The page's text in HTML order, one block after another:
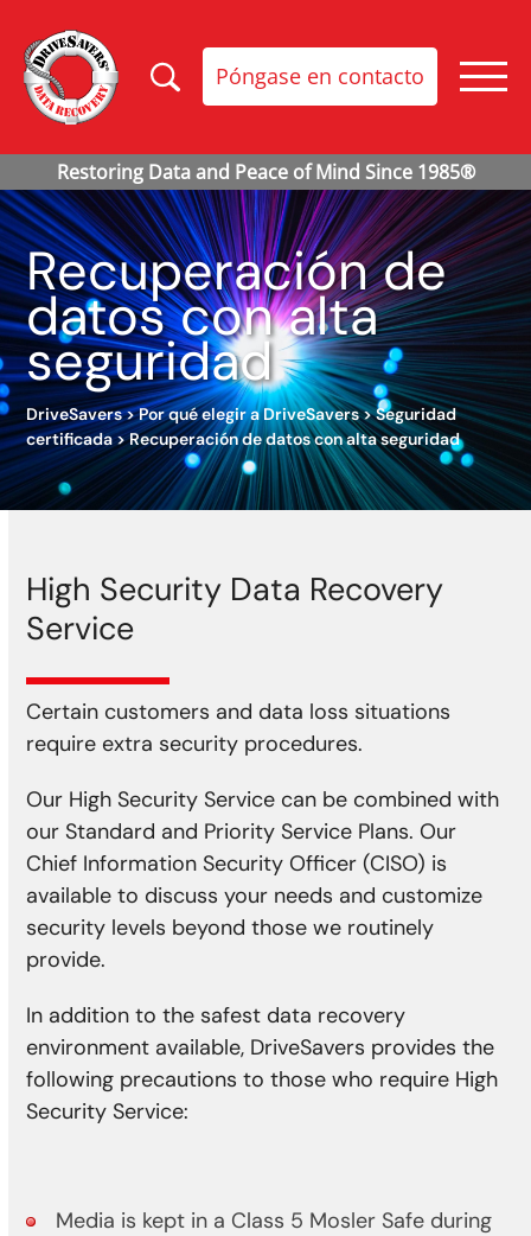
Póngase en contacto
Recuperación de
datos con alta
seguridad
DriveSavers>Por qué elegir a DriveSavers>Seguridad
certificada>Recuperación de datos con alta seguridad
High Security Data Recovery
Service
Certain customers and data loss situations
require extra security procedures.
Our High Security Service can be combined with
our Standard and Priority Service Plans. Our
Chief Information Security Officer (CISO) is
available to discuss your needs and customize
security levels beyond those we routinely
provide.
In addition to the safest data recovery
environment available, DriveSavers provides the
following precautions to those who require High
Security Service:
Media is kept in a Class 5 Mosler Safe during